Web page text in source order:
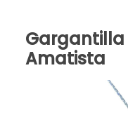
Gargantilla
Amatista